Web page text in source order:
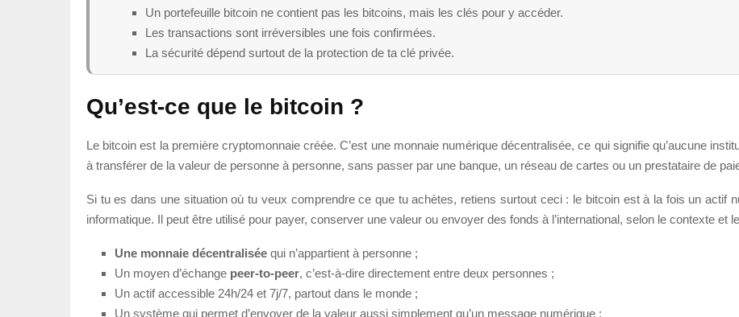
Un portefeuille bitcoin ne contient pas les bitcoins, mais les clés pour y accéder.
Les transactions sont irréversibles une fois confirmées.
La sécurité dépend surtout de la protection de ta clé privée.
Qu’est-ce que le bitcoin ?
Le bitcoin est la première cryptomonnaie créée. C’est une monnaie numérique décentralisée, ce qui signifie qu’aucune
à transférer de la valeur de personne à personne, sans passer par une banque, un réseau de cartes ou un prestataire de
Si tu es dans une situation où tu veux comprendre ce que tu achètes, retiens surtout ceci : le bitcoin est à la fois un actif
informatique. Il peut être utilisé pour payer, conserver une valeur ou envoyer des fonds à l’international, selon le contexte et
Une monnaie décentralisée qui n’appartient à personne ;
Un moyen d’échange peer-to-peer, c’est-à-dire directement entre deux personnes ;
Un actif accessible 24h/24 et 7j/7, partout dans le monde ;
Un système qui permet d’envoyer de la valeur aussi simplement qu’un message numérique ;